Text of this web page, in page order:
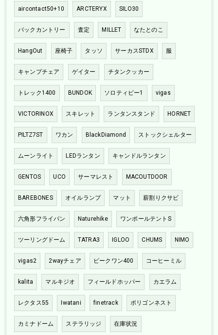
aircontact50+10 ARCTERYX SILO30
バックカントリー 査定 MILLET なたとのこ
HangOut 座椅子 タッソ サーカスSTDX 服
キャンプチェア ゲイター チタンクッカー
トレック1400 BUNDOK ソロティピー1 vigas
VICTORINOX スキレット ランタンスタンド HORNET
PILTZ7ST ワカン BlackDiamond ストックシェルター
ムーンライト LEDランタン キャンドルランタン
GENTOS UCO サーマレスト MACOUTDOOR
BAREBONES オイルランプ マット 薪割りクサビ
六角形フライパン Naturehike ワンポールテントS
ツーリングドーム TATRA3 IGLOO CHUMS NIMO
vigas2 2wayチェア ピークワン400 コーヒーミル
kalita マルキジオ フィールドホッパー カエラム
レクタス55 Iwatani finetrack ポリゴンネスト
カミナドーム ステラリッジ 在庫状況